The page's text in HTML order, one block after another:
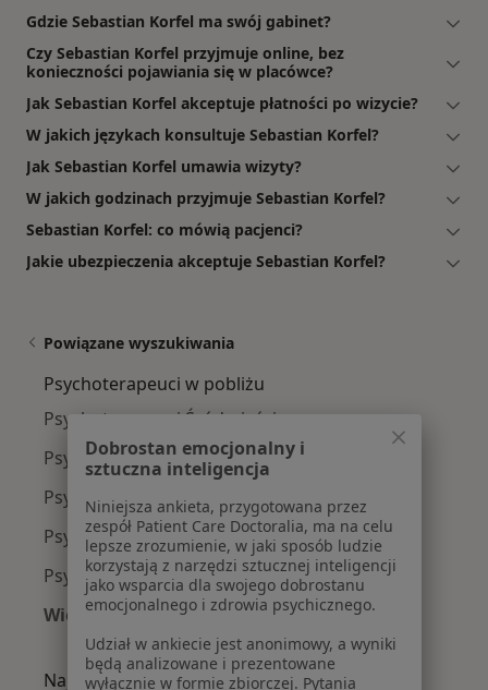
Gdzie Sebastian Korfel ma swój gabinet?
Czy Sebastian Korfel przyjmuje online, bez
konieczności pojawiania się w placówce?
Jak Sebastian Korfel akceptuje płatności po wizycie?
W jakich językach konsultuje Sebastian Korfel?
Jak Sebastian Korfel umawia wizyty?
W jakich godzinach przyjmuje Sebastian Korfel?
Sebastian Korfel: co mówią pacjenci?
Jakie ubezpieczenia akceptuje Sebastian Korfel?
Powiązane wyszukiwania
Psychoterapeuci w pobliżu
Psychoterapeuci Śródmieście
Psychoterapeuci Mokotów
Psychoterapeuci Ursynów
Psychoterapeuci Praga-Południe
Psychoterapeuci Wola
Więcej (14)
Więcej w kategorii: Psychoterapeuci w pobliżu
Najczęście leczone choroby
Dobrostan emocjonalny i
sztuczna inteligencja
Niniejsza ankieta, przygotowana przez
zespół Patient Care Doctoralia, ma na celu
lepsze zrozumienie, w jaki sposób ludzie
korzystają z narzędzi sztucznej inteligencji
jako wsparcia dla swojego dobrostanu
emocjonalnego i zdrowia psychicznego.
Udział w ankiecie jest anonimowy, a wyniki
będą analizowane i prezentowane
wyłącznie w formie zbiorczej. Pytania